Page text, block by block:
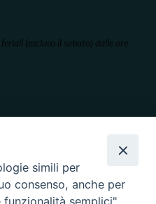
(escluso il sabato) dalle ore
simili per
consenso, anche per